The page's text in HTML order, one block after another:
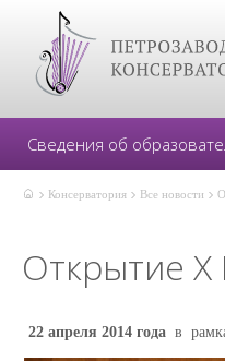
Сведения об
Консерватория Все новости
Открытие
22 апреля 2014 года в